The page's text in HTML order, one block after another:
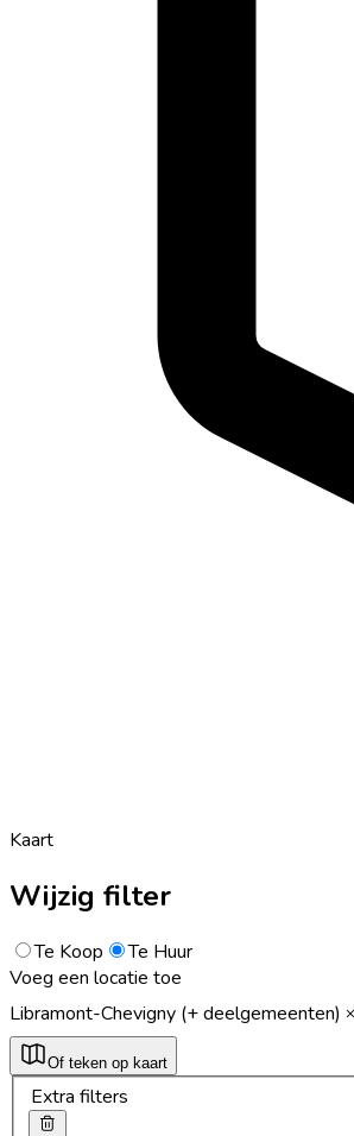
Kaart
Wijzig filter
Te Koop
Te Huur
Voeg een locatie toe
Libramont-Chevigny (+ deelgemeenten)
Of teken op kaart
Extra filters